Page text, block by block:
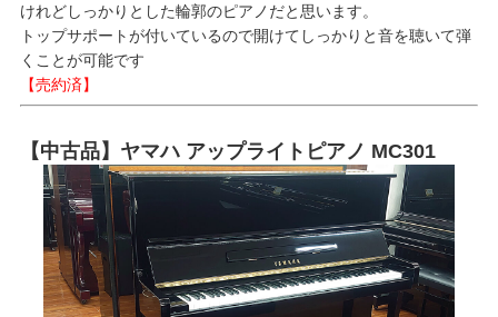
けれどしっかりとした輪郭のピアノだと思います。
トップサポートが付いているので開けてしっかりと音を聴いて弾
くことが可能です
【売約済】
【中古品】ヤマハ アップライトピアノ MC301